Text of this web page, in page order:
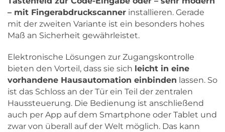
– mit Fingerabdruckscanner installieren. Gerade
mit der zweiten Variante ist ein besonders hohes
Maß an Sicherheit gewährleistet.
Elektronische Lösungen zur Zugangskontrolle
bieten den Vorteil, dass sie sich leicht in eine
vorhandene Hausautomation einbinden lassen. So
ist das Schloss an der Tür ein Teil der zentralen
Haussteuerung. Die Bedienung ist anschließend
auch per App auf dem Smartphone oder Tablet und
zwar von überall auf der Welt möglich. Das kann